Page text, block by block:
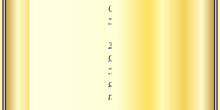
(https://www.advayta.org/upload/
"31.05.2012 Сатсанг
31.05.2012
Сатсанг
"Преодолеть
свои
границы"